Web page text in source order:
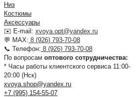
Низ
Костюмы
Аксессуары
✉️ E-mail: xvoya.opt@yandex.ru
💬 MAX: 8 (926) 793-70-08
📞 Телефон: 8 (926) 793-70-08
По вопросам оптового сотрудничества:
* Часы работы клиентского сервиса 11:00-
20:00 (Нск)
xvoya.shop@yandex.ru
+7 (995) 154-55-07